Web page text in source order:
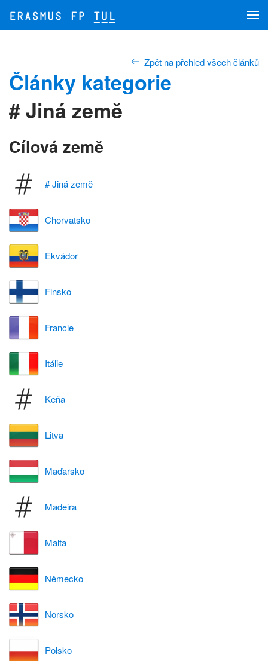
Skip to main content
Zpět na přehled všech článků
Články kategorie
# Jiná země
Cílová země
# Jiná země
Chorvatsko
Ekvádor
Finsko
Francie
Itálie
Keňa
Litva
Maďarsko
Madeira
Malta
Německo
Norsko
Polsko